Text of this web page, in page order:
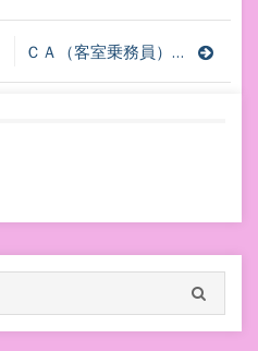
ＣＡ（客室乗務員）ＧＳ（グランドスタッフ）受験に向けて（新卒・既卒）2月１，２日ＣＡ合格相談会★